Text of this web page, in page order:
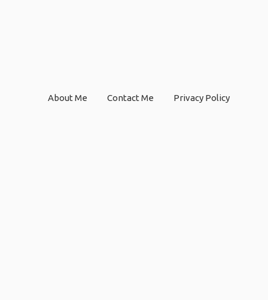
About Me Contact Me Privacy Policy